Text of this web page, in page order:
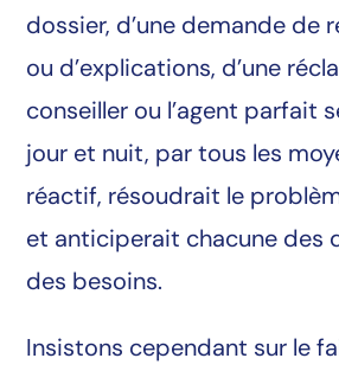
dossier, d’une demande de
ou d’explications, d’une
conseiller ou l’agent parfait
jour et nuit, par tous les
réactif, résoudrait le
et anticiperait chacune des
des besoins.
Insistons cependant sur le